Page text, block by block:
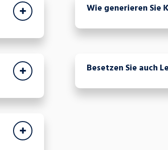
Wie generieren Sie
Besetzen Sie auch